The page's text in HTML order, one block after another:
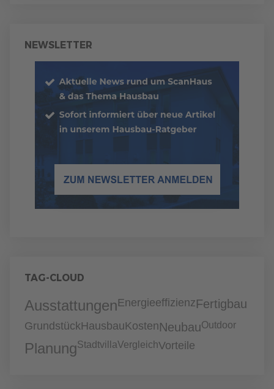
NEWSLETTER
TAG-CLOUD
AusstattungenEnergieeffizienzFertigbau
GrundstückHausbauKostenNeubauOutdoor
PlanungStadtvillaVergleichVorteile